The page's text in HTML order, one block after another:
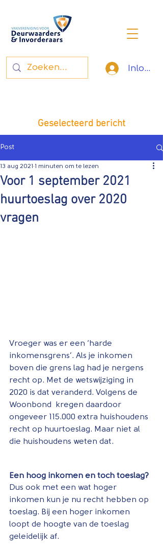
Inloggen
Geselecteerd bericht
Post
Voor 1 september 2021
huurtoeslag over 2020
vragen
13 aug 2021 1 minuten om te lezen
Vroeger was er een ‘harde
inkomensgrens’. Als je inkomen
boven die grens lag had je nergens
recht op. Met de wetswijziging in
2020 is dat veranderd. Volgens de
Woonbond  kregen daardoor
ongeveer 115.000 extra huishoudens
recht op huurtoeslag. Maar niet al
die huishoudens weten dat.
Een hoog inkomen en toch toeslag?
Dus ook met een wat hoger
inkomen kun je nu recht hebben op
toeslag. Bij een hoger inkomen
loopt de hoogte van de toeslag
geleidelijk af.